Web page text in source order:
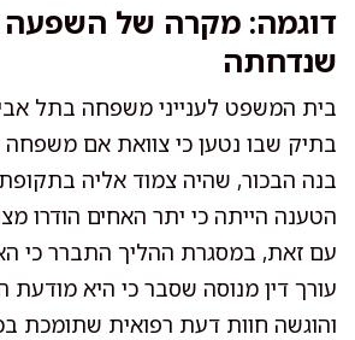
דוגמה: מקרה של השפעה
שנדחתה
בית המשפט לענייני משפחה בתל
בתיק שבו נטען כי צוואת אם
בנה הבכור, שהיה צמוד אליה
הטענה הייתה כי יתר האחים הודרו
עם זאת, במסגרת ההליך התברר כי
עורך דין מנוסה שסבר כי היא מודעת
והוגשה חוות דעת רפואית שתומכת